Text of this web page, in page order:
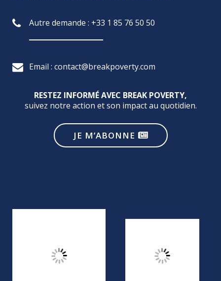
Autre demande : +33 1 85 76 50 50
Email : contact@breakpoverty.com
RESTEZ INFORMÉ AVEC BREAK POVERTY,
suivez notre action et son impact au quotidien.
JE M’ABONNE